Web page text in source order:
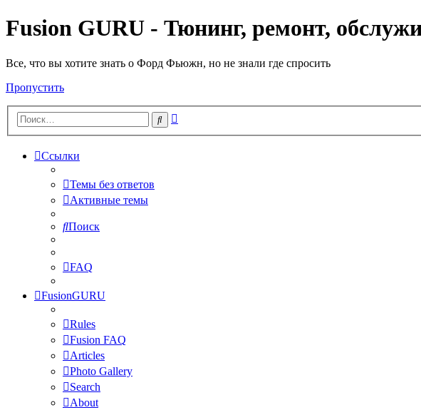
Fusion GURU - Тюнинг, ремонт,
Все, что вы хотите знать о Форд Фьюжн, но не знали где спросить
Пропустить
Поиск
Ссылки
Темы без ответов
Активные темы
Поиск
FAQ
FusionGURU
Rules
Fusion FAQ
Articles
Photo Gallery
Search
About